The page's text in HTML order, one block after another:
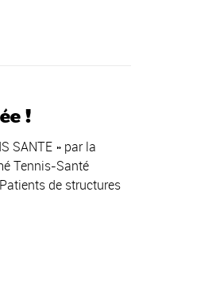
!
SANTE » par la
Tennis-Santé
de structures